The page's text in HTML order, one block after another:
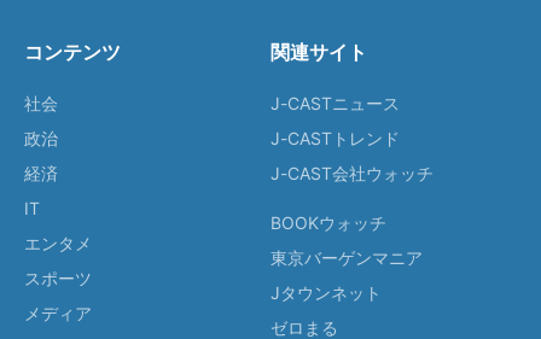
コンテンツ
社会
政治
経済
IT
エンタメ
スポーツ
メディア
関連サイト
J-CASTニュース
J-CASTトレンド
J-CAST会社ウォッチ
BOOKウォッチ
東京バーゲンマニア
Jタウンネット
ゼロまる